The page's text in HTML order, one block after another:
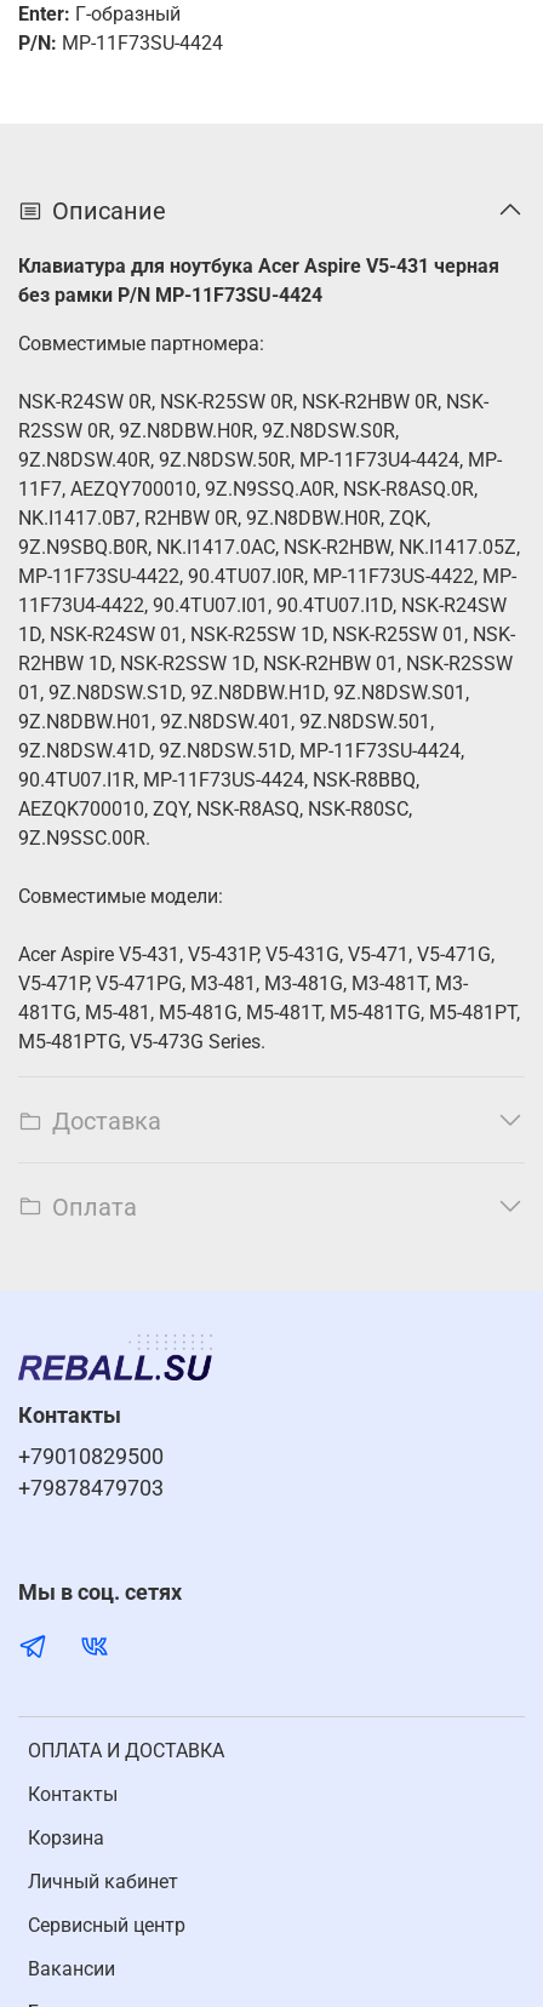
Enter: Г-образный
P/N: MP-11F73SU-4424
Описание
Клавиатура для ноутбука Acer Aspire V5-431 черная
без рамки P/N MP-11F73SU-4424
Совместимые партномера:
NSK-R24SW 0R, NSK-R25SW 0R, NSK-R2HBW 0R, NSK-
R2SSW 0R, 9Z.N8DBW.H0R, 9Z.N8DSW.S0R,
9Z.N8DSW.40R, 9Z.N8DSW.50R, MP-11F73U4-4424, MP-
11F7, AEZQY700010, 9Z.N9SSQ.A0R, NSK-R8ASQ.0R,
NK.I1417.0B7, R2HBW 0R, 9Z.N8DBW.H0R, ZQK,
9Z.N9SBQ.B0R, NK.I1417.0AC, NSK-R2HBW, NK.I1417.05Z,
MP-11F73SU-4422, 90.4TU07.I0R, MP-11F73US-4422, MP-
11F73U4-4422, 90.4TU07.I01, 90.4TU07.I1D, NSK-R24SW
1D, NSK-R24SW 01, NSK-R25SW 1D, NSK-R25SW 01, NSK-
R2HBW 1D, NSK-R2SSW 1D, NSK-R2HBW 01, NSK-R2SSW
01, 9Z.N8DSW.S1D, 9Z.N8DBW.H1D, 9Z.N8DSW.S01,
9Z.N8DBW.H01, 9Z.N8DSW.401, 9Z.N8DSW.501,
9Z.N8DSW.41D, 9Z.N8DSW.51D, MP-11F73SU-4424,
90.4TU07.I1R, MP-11F73US-4424, NSK-R8BBQ,
AEZQK700010, ZQY, NSK-R8ASQ, NSK-R80SC,
9Z.N9SSC.00R.
Совместимые модели:
Acer Aspire V5-431, V5-431P, V5-431G, V5-471, V5-471G,
V5-471P, V5-471PG, M3-481, M3-481G, M3-481T, M3-
481TG, M5-481, M5-481G, M5-481T, M5-481TG, M5-481PT,
M5-481PTG, V5-473G Series.
Доставка
Оплата
ОПЛАТА И ДОСТАВКА
Контакты
Корзина
Личный кабинет
Cервисный центр
Вакансии
Контакты
+79010829500
+79878479703
Мы в соц. сетях